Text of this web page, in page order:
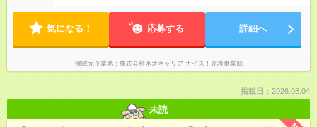
気になる！ 応募する 詳細へ
掲載元企業名 株式会社ネオキャリア ナイス！介護事業部
掲載日：2026.08.04
未読